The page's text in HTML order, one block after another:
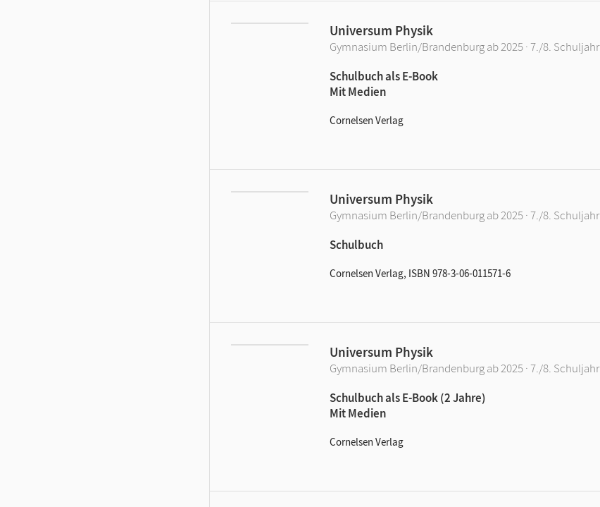
Universum Physik
Gymnasium Berlin/Brandenburg ab 2025 · 7./8. Schuljahr
Schulbuch als E-Book
Mit Medien
Cornelsen Verlag
Universum Physik
Gymnasium Berlin/Brandenburg ab 2025 · 7./8. Schuljahr
Schulbuch
Cornelsen Verlag, ISBN 978-3-06-011571-6
Universum Physik
Gymnasium Berlin/Brandenburg ab 2025 · 7./8. Schuljahr
Schulbuch als E-Book (2 Jahre)
Mit Medien
Cornelsen Verlag